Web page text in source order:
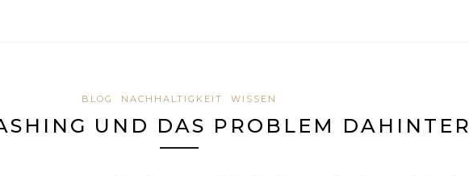
BLOG NACHHALTIGKEIT WISSEN
UND DAS PROBLEM DAHINTER